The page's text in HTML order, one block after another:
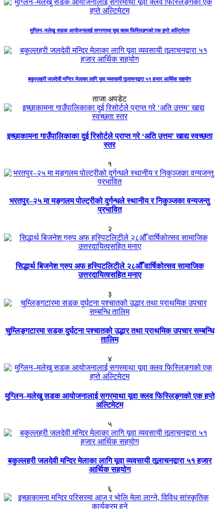
मुग्लिन–मलेखु सडक आयोजनालाई सगरमाथा यूवा क्लव फिस्लिङ्गको एक हप्ते अल्टिमेटम
बकुल्लहरी जलदेवी मन्दिर मेलाका लागि यूवा व्यवसायी तूलाचनद्वारा ५१ हजार आर्थिक सहयोग
ताजा अपडेट
इच्छाकामना गाउँपालिकाका दुई रिसोर्टले प्राप्त गरे ‘अति उत्तम’ खाद्य स्वच्छता
स्तर
१
भरतपुर–२५ मा मङ्गलम पोल्ट्रीको दुर्गन्धले स्थानीय र निकुञ्जका वन्यजन्तु
प्रभावित
२
सिद्धार्थ बिजनेश ग्रुप अफ हस्पिटलिटीले २८औँ वार्षिकोत्सव सामाजिक
उत्तरदायित्वसहित मनाए
३
चुम्लिङ्गटारमा सडक दुर्घटना पश्चातको उद्धार तथा प्राथमिक उपचार सम्बन्धि
तालिम
४
मुग्लिन–मलेखु सडक आयोजनालाई सगरमाथा यूवा क्लव फिस्लिङ्गको एक हप्ते
अल्टिमेटम
५
बकुल्लहरी जलदेवी मन्दिर मेलाका लागि यूवा व्यवसायी तूलाचनद्वारा ५१ हजार
आर्थिक सहयोग
६